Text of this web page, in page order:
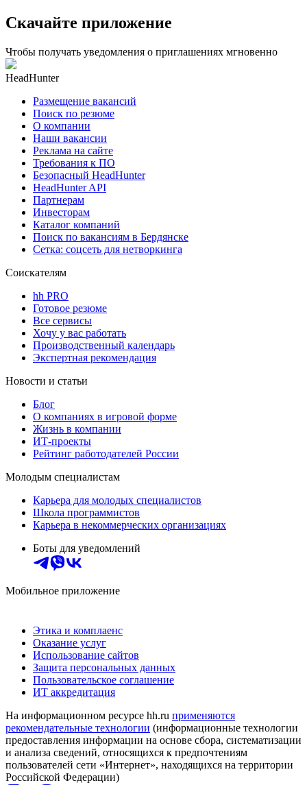
Скачайте приложение
Чтобы получать уведомления о приглашениях мгновенно
HeadHunter
Размещение вакансий
Поиск по резюме
О компании
Наши вакансии
Реклама на сайте
Требования к ПО
Безопасный HeadHunter
HeadHunter API
Партнерам
Инвесторам
Каталог компаний
Поиск по вакансиям в Бердянске
Сетка: соцсеть для нетворкинга
Соискателям
hh PRO
Готовое резюме
Все сервисы
Хочу у вас работать
Производственный календарь
Экспертная рекомендация
Новости и статьи
Блог
О компаниях в игровой форме
Жизнь в компании
ИТ-проекты
Рейтинг работодателей России
Молодым специалистам
Карьера для молодых специалистов
Школа программистов
Карьера в некоммерческих организациях
Боты для уведомлений
Мобильное приложение
Этика и комплаенс
Оказание услуг
Использование сайтов
Защита персональных данных
Пользовательское соглашение
ИТ аккредитация
На информационном ресурсе hh.ru применяются
рекомендательные технологии (информационные технологии
предоставления информации на основе сбора, систематизации
и анализа сведений, относящихся к предпочтениям
пользователей сети «Интернет», находящихся на территории
Российской Федерации)